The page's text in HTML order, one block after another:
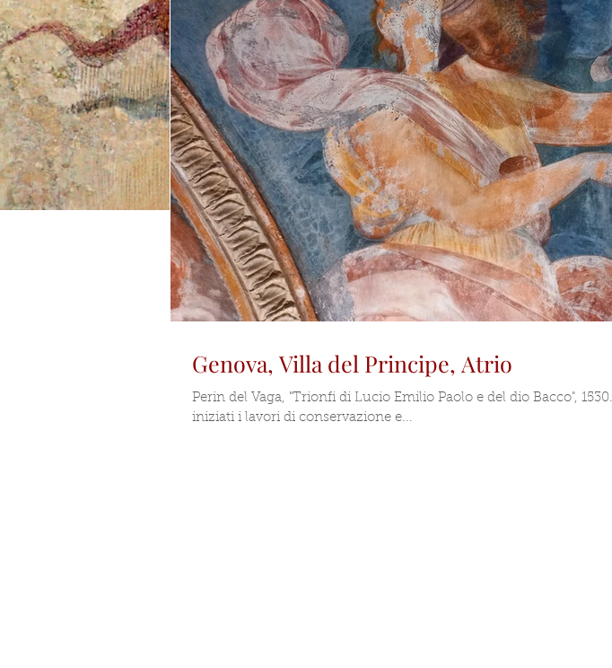
Genova, Villa del Principe, Atrio
Perin del Vaga, "Trionfi di Lucio Emilio Paolo e del dio Bacco",
iniziati i lavori di conservazione e...